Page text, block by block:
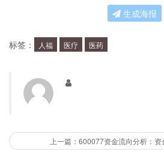
人福医药在医疗健康产业中
公司具备雄厚的研发实力，拥
等高素质人才组成的研发团队
先进的生产设备和严格的质量
生成海报
标签： 人福 医疗 医药
上一篇：600077资金流向分析：资